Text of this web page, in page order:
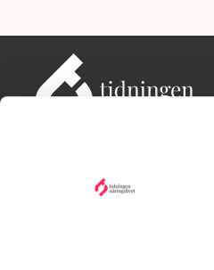
Adress: Tidningen Näringslivet,
Besöksadress: Storgatan 19,